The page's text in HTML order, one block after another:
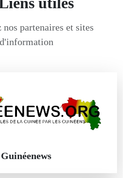
nos partenaires et sites
d'information
Guinéenews